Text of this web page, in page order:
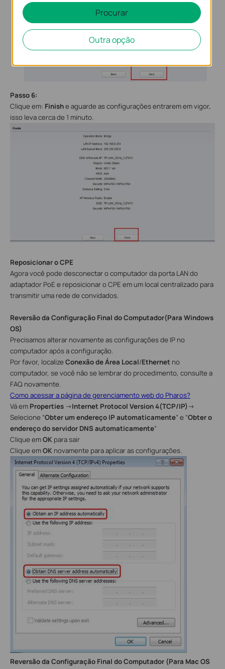
Passo 6:
Clique em: Finishe aguarde as configurações entrarem em vigor,
isso leva cerca de 1 minuto.
Reposicionar oCPE
Agora você pode desconectar o computador da porta LAN do
adaptador PoE e reposicionar o CPE em um local centralizado para
transmitir uma rede de convidados.
Reversão da Configuração Final do Computador(Para Windows
OS)
Precisamos alterar novamente as configurações de IP no
computador após a configuração.
Por favor, localize Conexão de Área Local/Ethernet no
computador, se você não se lembrar do procedimento, consulte a
FAQ novamente.
Como acessar a página de gerenciamento web do Pharos?
Vá em Properties →Internet Protocol Version 4(TCP/IP) →
Selecione “Obter um endereço IP automaticamente” e “Obter o
endereço do servidor DNS automaticamente”
Clique emOK para sair
Clique emOK novamente para aplicar as configurações.
Reversão da Configuração Final do Computador (Para Mac OS
Procurar
Outra opção